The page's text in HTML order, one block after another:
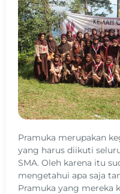
Pramuka merupakan
yang harus diikuti
SMA. Oleh karena itu
mengetahui apa saja
Pramuka yang mereka